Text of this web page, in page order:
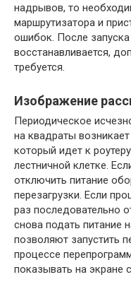
надрывов, то
маршрутизатора и
ошибок. После
восстанавливается,
требуется.
Изображение
Периодическое
на квадраты
который идет к
лестничной клетке.
отключить питание
перезагрузки. Если
раз последовательно
снова подать питание
позволяют запустить
процессе
показывать на экране